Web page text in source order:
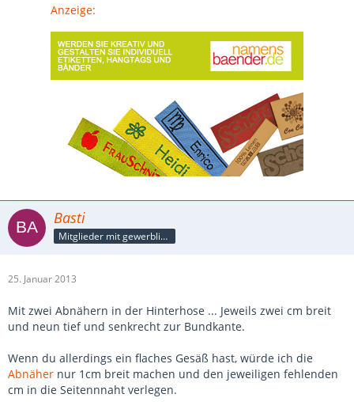
Anzeige:
Basti
Mitglieder mit gewerblicher Verbindung, auch als Mitarbeiter/in
25. Januar 2013
Mit zwei Abnähern in der Hinterhose ... Jeweils zwei cm breit
und neun tief und senkrecht zur Bundkante.
Wenn du allerdings ein flaches Gesäß hast, würde ich die
Abnäher nur 1cm breit machen und den jeweiligen fehlenden
cm in die Seitennnaht verlegen.